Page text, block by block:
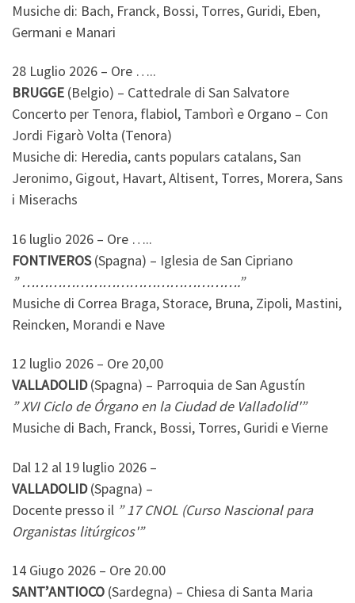
Musiche di: Bach, Franck, Bossi, Torres, Guridi, Eben,
Germani e Manari
28 Luglio 2026 – Ore …..
BRUGGE (Belgio) – Cattedrale di San Salvatore
Concerto per Tenora, flabiol, Tamborì e Organo – Con
Jordi Figarò Volta (Tenora)
Musiche di: Heredia, cants populars catalans, San
Jeronimo, Gigout, Havart, Altisent, Torres, Morera, Sans
i Miserachs
16 luglio 2026 – Ore …..
FONTIVEROS(Spagna) – Iglesia de San Cipriano
” ………………………………………….”
Musiche di Correa Braga, Storace, Bruna, Zipoli, Mastini,
Reincken, Morandi e Nave
12 luglio 2026 – Ore 20,00
VALLADOLID(Spagna) – Parroquia de San Agustín
” XVI Ciclo de Órgano en la Ciudad de Valladolid'”
Musiche di Bach, Franck, Bossi, Torres, Guridi e Vierne
Dal 12 al 19 luglio 2026 –
VALLADOLID(Spagna) –
Docente presso il ” 17 CNOL (Curso Nascional para
Organistas litúrgicos'”
14 Giugo 2026 – Ore 20.00
SANT’ANTIOCO (Sardegna) – Chiesa di Santa Maria